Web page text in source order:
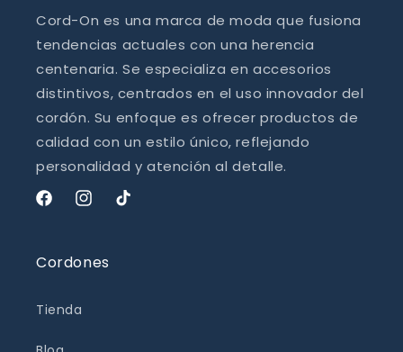
Cord-On es una marca de moda que fusiona
tendencias actuales con una herencia
centenaria. Se especializa en accesorios
distintivos, centrados en el uso innovador del
cordón. Su enfoque es ofrecer productos de
calidad con un estilo único, reflejando
personalidad y atención al detalle.
FacebookInstagram
TikTok
Cordones
Tienda